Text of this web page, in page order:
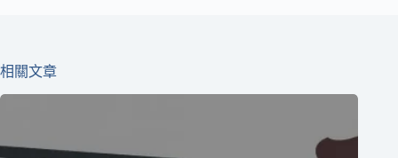
相關文章